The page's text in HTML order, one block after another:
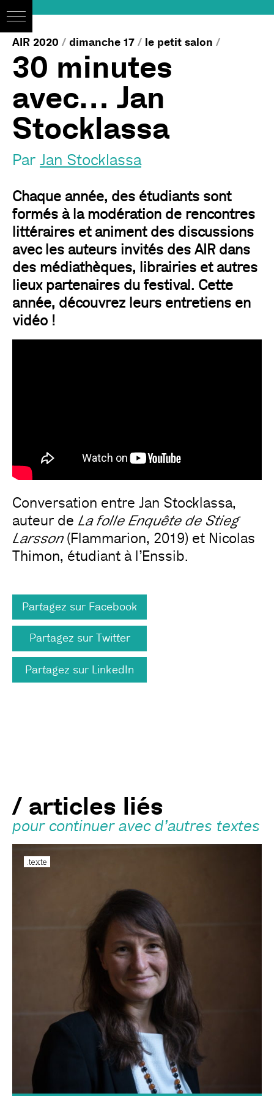
AIR 2020 / dimanche 17 / le petit salon /
30 minutes
avec… Jan
Stocklassa
Par Jan Stocklassa
Chaque année, des étudiants sont
formés à la modération de rencontres
littéraires et animent des discussions
avec les auteurs invités des AIR dans
des médiathèques, librairies et autres
lieux partenaires du festival. Cette
année, découvrez leurs entretiens en
vidéo !
Conversation entre Jan Stocklassa,
auteur de La folle Enquête de Stieg
Larsson(Flammarion, 2019) et Nicolas
Thimon, étudiant à l’Enssib.
Partagez sur Facebook
Partagez sur Twitter
Partagez sur LinkedIn
/ articles liés
pour continuer avec d’autres textes
.texte